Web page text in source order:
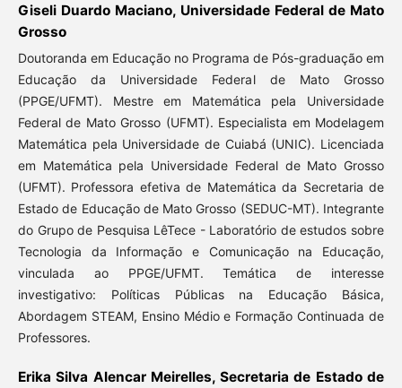
Giseli Duardo Maciano, Universidade Federal de Mato
Grosso
Doutoranda em Educação no Programa de Pós-graduação em
Educação da Universidade Federal de Mato Grosso
(PPGE/UFMT). Mestre em Matemática pela Universidade
Federal de Mato Grosso (UFMT). Especialista em Modelagem
Matemática pela Universidade de Cuiabá (UNIC). Licenciada
em Matemática pela Universidade Federal de Mato Grosso
(UFMT). Professora efetiva de Matemática da Secretaria de
Estado de Educação de Mato Grosso (SEDUC-MT). Integrante
do Grupo de Pesquisa LêTece - Laboratório de estudos sobre
Tecnologia da Informação e Comunicação na Educação,
vinculada ao PPGE/UFMT. Temática de interesse
investigativo: Políticas Públicas na Educação Básica,
Abordagem STEAM, Ensino Médio e Formação Continuada de
Professores.
Erika Silva Alencar Meirelles, Secretaria de Estado de